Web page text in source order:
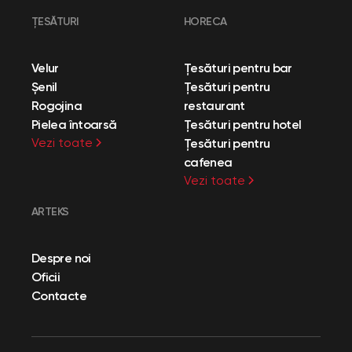
ȚESĂTURI
Velur
Șenil
Rogojina
Pielea întoarsă
Vezi toate
HORECA
Țesături pentru bar
Țesături pentru
restaurant
Țesături pentru hotel
Țesături pentru
cafenea
Vezi toate
ARTEKS
Despre noi
Oficii
Contacte